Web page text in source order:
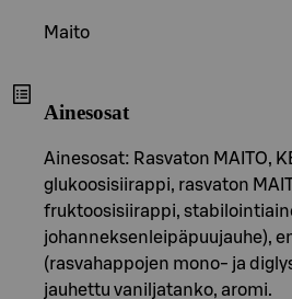
Maito
Ainesosat
Ainesosat: Rasvaton MAITO,
glukoosisiirappi, rasvaton
fruktoosisiirappi,
johanneksenleipäpuujauhe),
(rasvahappojen mono- ja
jauhettu vaniljatanko, aromi.